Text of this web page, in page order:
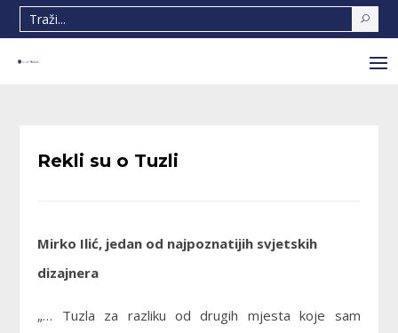
Rekli su o Tuzli
Mirko Ilić, jedan od najpoznatijih svjetskih
dizajnera
„… Tuzla za razliku od drugih mjesta koje sam